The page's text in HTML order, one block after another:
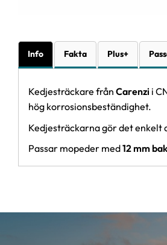
Info Fakta Plus+
Kedjesträckare från Carenzi i
hög korrosionsbeständighet.
Kedjesträckarna gör det enkelt
Passar mopeder med12 mm